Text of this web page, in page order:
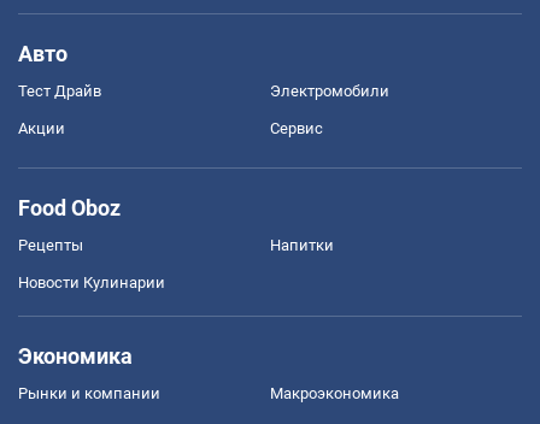
Авто
Тест Драйв Электромобили
Акции Сервис
Food Oboz
Рецепты Напитки
Новости Кулинарии
Экономика
Рынки и компании Mакроэкономика